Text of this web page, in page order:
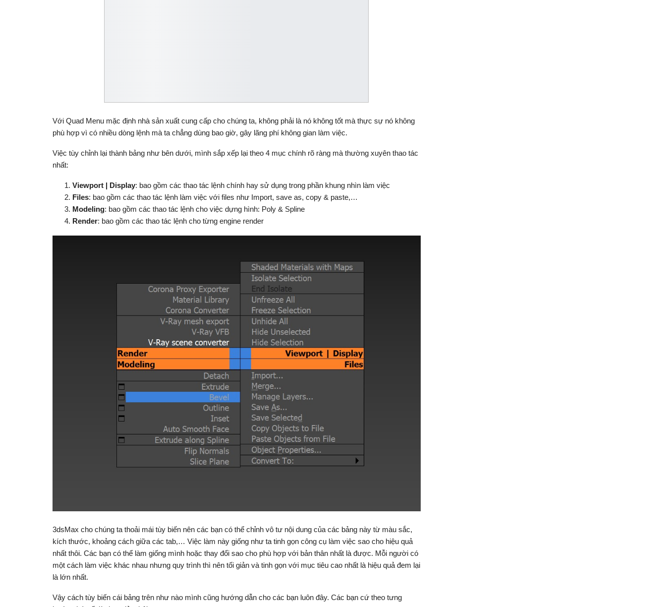
Với Quad Menu mặc định nhà sản xuất cung cấp cho chúng ta, không phải là nó không tốt mà thực sự nó không
phù hợp vì có nhiều dòng lệnh mà ta chẳng dùng bao giờ, gây lãng phí không gian làm việc.
Việc tùy chỉnh lại thành bảng như bên dưới, mình sắp xếp lại theo 4 mục chính rõ ràng mà thường xuyên thao tác
nhất:
Viewport | Display: bao gồm các thao tác lệnh chính hay sử dụng trong phần khung nhìn làm việc
Files: bao gồm các thao tác lệnh làm việc với files như Import, save as, copy & paste,…
Modeling: bao gồm các thao tác lệnh cho việc dựng hình: Poly & Spline
Render: bao gồm các thao tác lệnh cho từng engine render
3dsMax cho chúng ta thoải mái tùy biến nên các bạn có thể chỉnh vô tư nội dung của các bảng này từ màu sắc,
kích thước, khoảng cách giữa các tab,… Việc làm này giống như ta tinh gọn công cụ làm việc sao cho hiệu quả
nhất thôi. Các bạn có thể làm giống mình hoặc thay đổi sao cho phù hợp với bản thân nhất là được. Mỗi người có
một cách làm việc khác nhau nhưng quy trình thì nên tối giản và tinh gọn với mục tiêu cao nhất là hiệu quả đem lại
là lớn nhất.
Vậy cách tùy biến cái bảng trên như nào mình cũng hướng dẫn cho các bạn luôn đây. Các bạn cứ theo tưng